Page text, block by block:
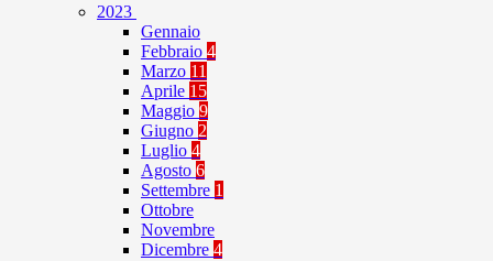
2023
Gennaio
Febbraio 4
Marzo 11
Aprile 15
Maggio 9
Giugno 2
Luglio 4
Agosto 6
Settembre 1
Ottobre
Novembre
Dicembre 4